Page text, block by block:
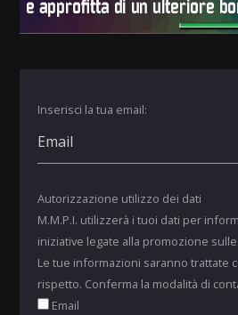
Inserisci la tua email:
Autorizzazione utilizzo dei dati
M.M.P.I. utilizzerà i tuoi dati per
iniziative legate alla promozione
Le tue informazioni saranno trattate
rispetto. Conferma la modalità di
Email